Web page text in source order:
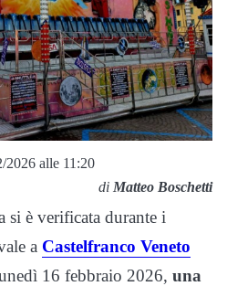
2026 alle 11:20
di Matteo Boschetti
si è verificata durante i
a Castelfranco Veneto
16 febbraio 2026, una